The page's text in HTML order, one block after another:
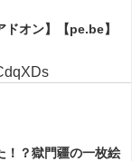
オン】【pe.be】
！？獄門疆の一枚絵